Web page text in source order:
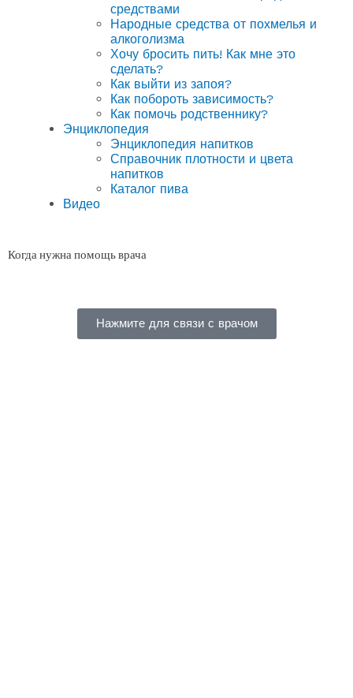
средствами
Народные средства от похмелья и
алкоголизма
Хочу бросить пить! Как мне это
сделать?
Как выйти из запоя?
Как побороть зависимость?
Как помочь родственнику?
Энциклопедия
Энциклопедия напитков
Справочник плотности и цвета
напитков
Каталог пива
Видео
Когда нужна помощь врача
Нажмите для связи с врачом